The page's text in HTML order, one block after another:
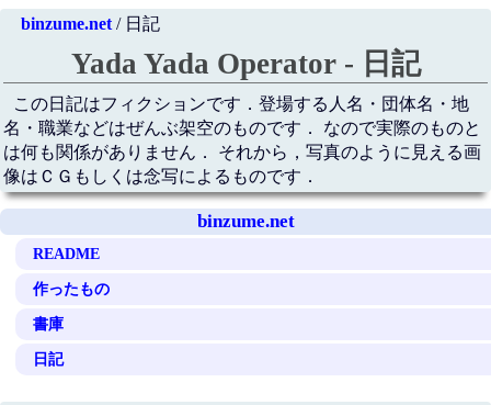
binzume.net/ 日記
Yada Yada Operator - 日記
この日記はフィクションです．登場する人名・団体名・地
名・職業などはぜんぶ架空のものです． なので実際のものと
は何も関係がありません． それから，写真のように見える画
像はＣＧもしくは念写によるものです．
binzume.net
README
作ったもの
書庫
日記